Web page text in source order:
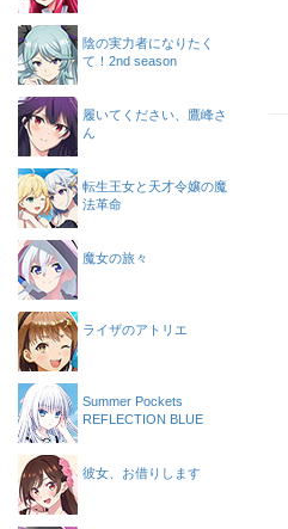
陰の実力者になりたく
て！2nd season
履いてください、鷹峰さ
ん
転生王女と天才令嬢の魔
法革命
魔女の旅々
ライザのアトリエ
Summer Pockets
REFLECTION BLUE
彼女、お借りします